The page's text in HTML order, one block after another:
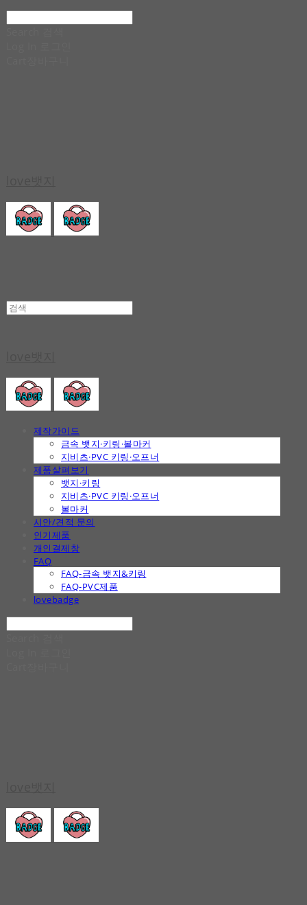
제작가이드
금속 뱃지·키링·볼마커
지비츠·PVC 키링·오프너
제품살펴보기
뱃지·키링
지비츠·PVC 키링·오프너
볼마커
시안/견적 문의
인기제품
개인결제창
FAQ
FAQ-금속 뱃지&키링
FAQ-PVC제품
lovebadge